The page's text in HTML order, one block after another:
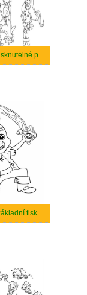
Jake a Piráti tisknutelné pro děti
Jake a Piráti základní tisknutelné